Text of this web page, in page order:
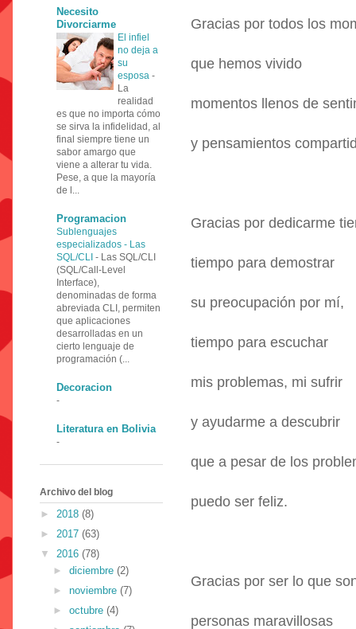
Gracias por todos los
que hemos vivido
momentos llenos de
y pensamientos
Gracias por dedicarme
tiempo para demostrar
su preocupación por mí,
tiempo para escuchar
mis problemas, mi sufrir
y ayudarme a descubrir
que a pesar de los
puedo ser feliz.
Gracias por ser lo que
personas maravillosas
Necesito
Divorciarme
El infiel
no deja a
su
esposa -
La
realidad
es que no importa cómo
se sirva la infidelidad, al
final siempre tiene un
sabor amargo que
viene a alterar tu vida.
Pese, a que la mayoría
de l...
Programacion
Sublenguajes
especializados - Las
SQL/CLI - Las SQL/CLI
(SQL/Call-Level
Interface),
denominadas de forma
abreviada CLI, permiten
que aplicaciones
desarrolladas en un
cierto lenguaje de
programación (...
Decoracion
-
Literatura en Bolivia
-
Archivo del blog
► 2018 (8)
► 2017 (63)
▼ 2016 (78)
► diciembre (2)
► noviembre (7)
► octubre (4)